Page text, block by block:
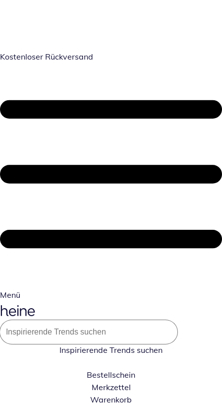
Kostenloser Rückversand
Menü
Inspirierende Trends suchen
Bestellschein
Merkzettel
Warenkorb